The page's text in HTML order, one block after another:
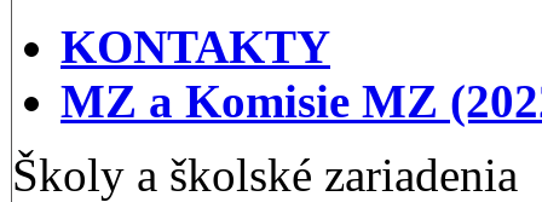
KONTAKTY
MZ a Komisie MZ
Školy a školské zariadenia